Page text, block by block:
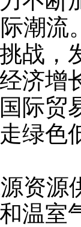
潮流
战，
济增
际贸
绿色
资源
温室